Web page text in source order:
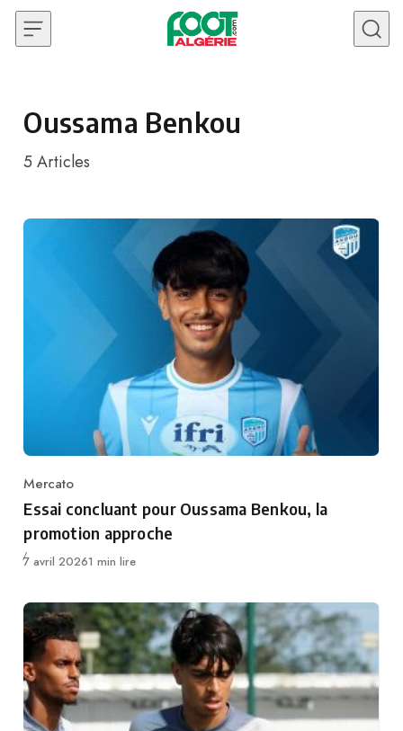
Skip to content
Oussama Benkou
5Articles
Category
Mercato
Essai concluant pour Oussama Benkou, la
promotion approche
Publié
7 avril 20261 min lire